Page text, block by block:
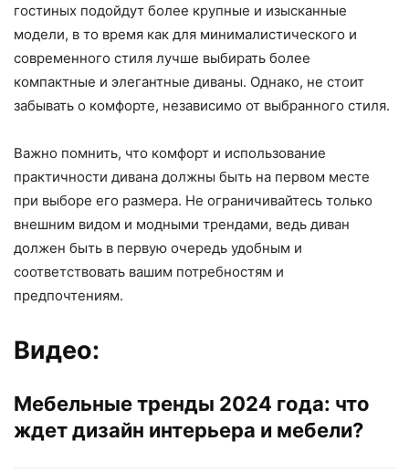
гостиных подойдут более крупные и изысканные
модели, в то время как для минималистического и
современного стиля лучше выбирать более
компактные и элегантные диваны. Однако, не стоит
забывать о комфорте, независимо от выбранного стиля.
Важно помнить, что комфорт и использование
практичности дивана должны быть на первом месте
при выборе его размера. Не ограничивайтесь только
внешним видом и модными трендами, ведь диван
должен быть в первую очередь удобным и
соответствовать вашим потребностям и
предпочтениям.
Видео:
Мебельные тренды 2024 года: что
ждет дизайн интерьера и мебели?